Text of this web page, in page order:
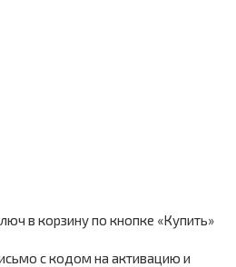
в корзину по кнопке «Купить»
с кодом на активацию и